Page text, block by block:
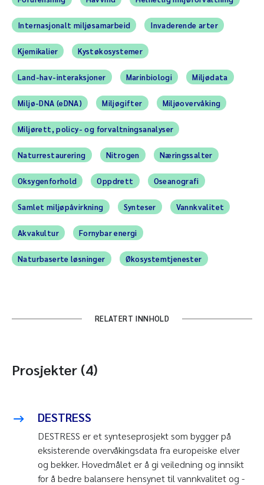
Internasjonalt miljøsamarbeid Invaderende arter
Kjemikalier Kystøkosystemer
Land-hav-interaksjoner Marinbiologi Miljødata
Miljø-DNA (eDNA) Miljøgifter Miljøovervåking
Miljørett, policy- og forvaltningsanalyser
Naturrestaurering Nitrogen Næringssalter
Oksygenforhold Oppdrett Oseanografi
Samlet miljøpåvirkning Synteser Vannkvalitet
Akvakultur Fornybar energi
Naturbaserte løsninger Økosystemtjenester
RELATERT INNHOLD
Prosjekter (4)
DESTRESS
DESTRESS er et synteseprosjekt som bygger på
eksisterende overvåkingsdata fra europeiske elver
og bekker. Hovedmålet er å gi veiledning og innsikt
for å bedre balansere hensynet til vannkvalitet og -